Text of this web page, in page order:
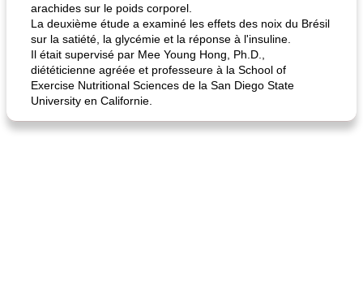
arachides sur le poids corporel.
La deuxième étude a examiné les effets des noix du Brésil
sur la satiété, la glycémie et la réponse à l'insuline.
Il était supervisé par Mee Young Hong, Ph.D.,
diététicienne agréée et professeure à la School of
Exercise Nutritional Sciences de la San Diego State
University en Californie.